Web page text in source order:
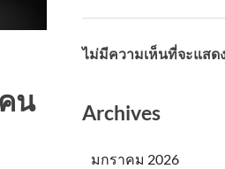
น
ไม่มีความเห็นที่จะแสด
Archives
มกราคม 2026